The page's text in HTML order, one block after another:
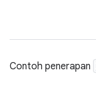
Contoh penerapan